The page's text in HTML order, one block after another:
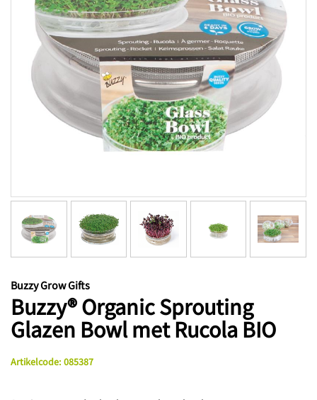
Buzzy Grow Gifts
Buzzy® Organic Sprouting
Glazen Bowl met Rucola BIO
Artikelcode: 085387